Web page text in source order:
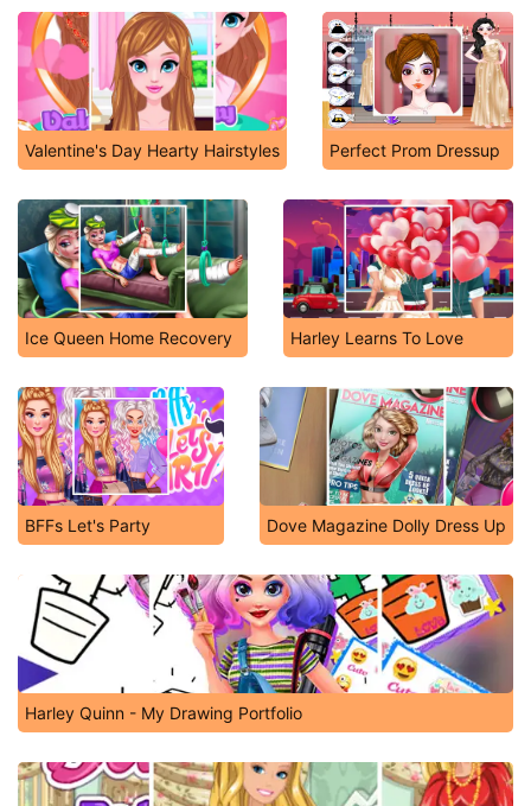
Valentine's Day Hearty Hairstyles Perfect Prom Dressup
Ice Queen Home Recovery Harley Learns To Love
BFFs Let's Party Dove Magazine Dolly Dress Up
Harley Quinn - My Drawing Portfolio